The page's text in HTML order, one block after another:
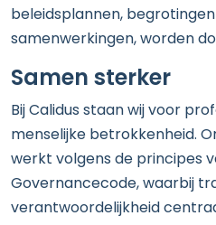
beleidsplannen,
samenwerkingen, worden
Samen sterker
Bij Calidus staan wij voor
menselijke betrokkenheid.
werkt volgens de principes
Governancecode, waarbij
verantwoordelijkheid